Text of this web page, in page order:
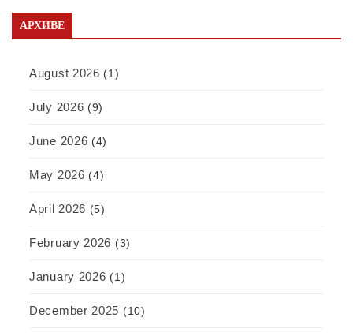
АРХИВЕ
August 2026 (1)
July 2026 (9)
June 2026 (4)
May 2026 (4)
April 2026 (5)
February 2026 (3)
January 2026 (1)
December 2025 (10)